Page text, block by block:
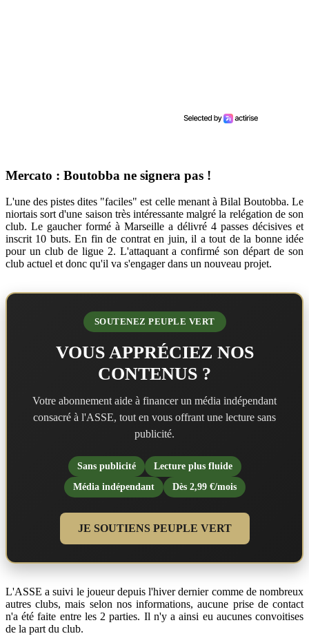
Mercato : Boutobba ne signera pas !
L'une des pistes dites "faciles" est celle menant à Bilal Boutobba. Le
niortais sort d'une saison très intéressante malgré la relégation de son
club. Le gaucher formé à Marseille a délivré 4 passes décisives et
inscrit 10 buts. En fin de contrat en juin, il a tout de la bonne idée
pour un club de ligue 2. L'attaquant a confirmé son départ de son
club actuel et donc qu'il va s'engager dans un nouveau projet.
SOUTENEZ PEUPLE VERT
VOUS APPRÉCIEZ NOS
CONTENUS ?
Votre abonnement aide à financer un média indépendant
consacré à l'ASSE, tout en vous offrant une lecture sans
publicité.
Sans publicité
Lecture plus fluide
Média indépendant
Dès 2,99 €/mois
JE SOUTIENS PEUPLE VERT
L'ASSE a suivi le joueur depuis l'hiver dernier comme de nombreux
autres clubs, mais selon nos informations, aucune prise de contact
n'a été faite entre les 2 parties. Il n'y a ainsi eu aucunes convoitises
de la part du club.